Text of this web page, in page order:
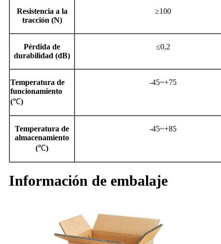
Resistencia a la
tracción (N)
≥100
Pérdida de
durabilidad (dB)
≤0,2
Temperatura de
funcionamiento
(℃)
-45~+75
Temperatura de
almacenamiento
(℃)
-45~+85
Información de embalaje